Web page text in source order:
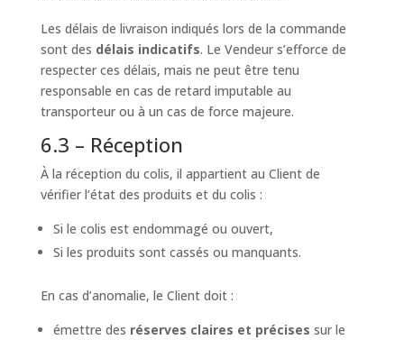
Les délais de livraison indiqués lors de la commande
sont des délais indicatifs. Le Vendeur s’efforce de
respecter ces délais, mais ne peut être tenu
responsable en cas de retard imputable au
transporteur ou à un cas de force majeure.
6.3 – Réception
À la réception du colis, il appartient au Client de
vérifier l’état des produits et du colis :
Si le colis est endommagé ou ouvert,
Si les produits sont cassés ou manquants.
En cas d’anomalie, le Client doit :
émettre des réserves claires et précises sur le